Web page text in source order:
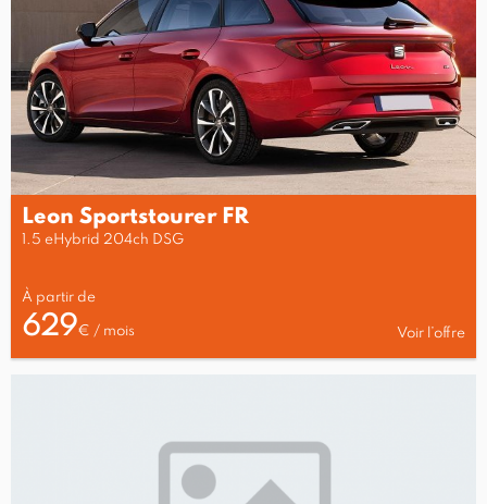
Leon Sportstourer FR
1.5 eHybrid 204ch DSG
À partir de
629€ / mois Voir l’offre